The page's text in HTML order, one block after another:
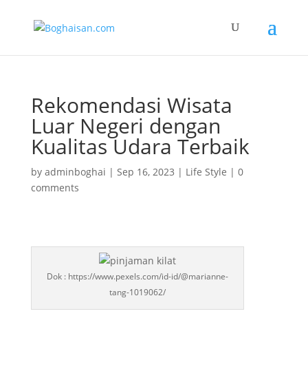
Rekomendasi Wisata
Luar Negeri dengan
Kualitas Udara Terbaik
by adminboghai | Sep 16, 2023 | Life Style | 0
comments
Dok : https://www.pexels.com/id-id/@marianne-
tang-1019062/